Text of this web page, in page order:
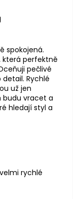
5 hvězdiček.
spokojená.
která perfektně
pečlivé
Rychlé
už jen
budu vracet a
hledají styl a
5 hvězdiček.
rychlé